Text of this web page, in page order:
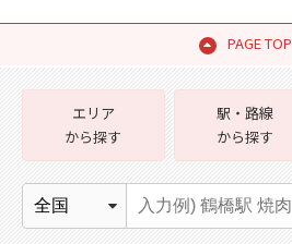
PAGE TOP
エリア
から探す
駅・路線
から探す